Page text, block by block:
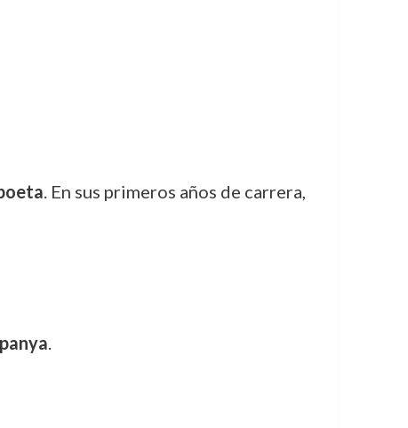
. En sus primeros años de carrera,
.